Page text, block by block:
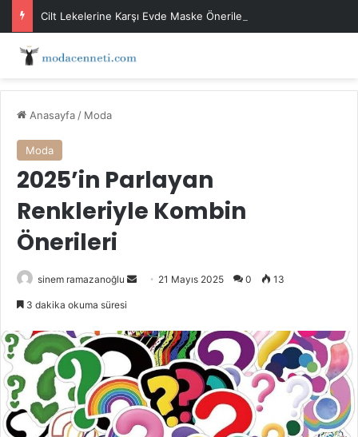
Cilt Lekelerine Karşı Evde Maske Önerileri
Anasayfa / Moda
Moda
2025’in Parlayan
Renkleriyle Kombin
Önerileri
sinem ramazanoğlu
Bir
göndermek
21 Mayıs 2025 0 13
3 dakika okuma süresi